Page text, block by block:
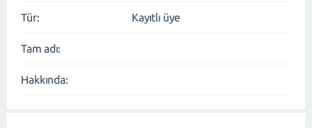
Tür: Kayıtlı üye
Tam adı:
Hakkında: